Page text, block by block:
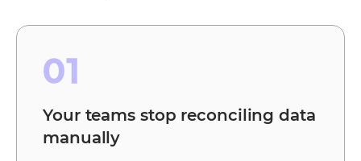
01
Your teams stop reconciling data
manually